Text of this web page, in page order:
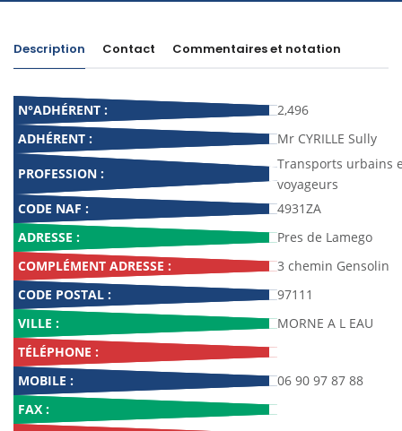
Description Contact Commentaires et notation
N°ADHÉRENT :
2,496
ADHÉRENT :
Mr CYRILLE Sully
PROFESSION :
Transports urbains
voyageurs
CODE NAF :
4931ZA
ADRESSE :
Pres de Lamego
COMPLÉMENT ADRESSE :
3 chemin Gensolin
CODE POSTAL :
97111
VILLE :
MORNE A L EAU
TÉLÉPHONE :
MOBILE :
06 90 97 87 88
FAX :